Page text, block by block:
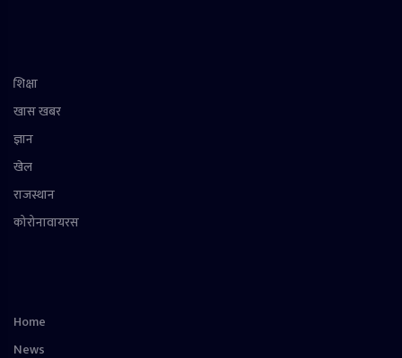
शिक्षा
खास खबर
ज्ञान
खेल
राजस्थान
कोरोनावायरस
Home
News